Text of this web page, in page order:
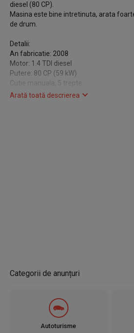
diesel (80 CP).
Masina este bine intretinuta, arata
de drum.
Detalii:
An fabricatie: 2008
Motor: 1.4 TDI diesel
Putere: 80 CP (59 kW)
Cutie manuala, 5 trepte
Caroserie: Combi
Se poate vedea si testa oricand. Acte la
documentele necesare pentru
Arată toată descrierea
Categorii de anunțuri
Autoturisme